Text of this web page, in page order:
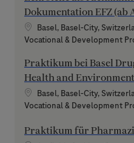
Dokumentation EFZ (ab
Location
Basel, Basel-City,
Category
Vocational & Development
Praktikum bei Basel
Health and
Location
Basel, Basel-City,
Category
Vocational & Development
Praktikum für